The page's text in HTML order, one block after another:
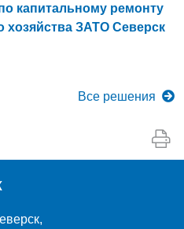
капитальному ремонту
хозяйства ЗАТО Северск
Все решения